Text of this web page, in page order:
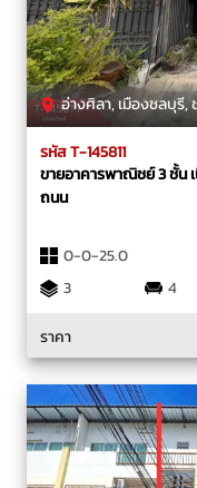
อ่างศิลา, เมืองชลบุรี,
รหัส T-145811
ขายอาคารพาณิชย์ 3 ชั้น
ถนน
0-0-25.0
3
4
ราคา